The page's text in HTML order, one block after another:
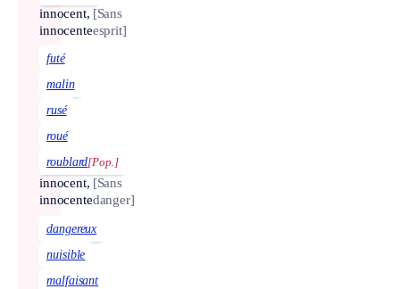
innocent,
innocente
[Sans
esprit]
futé
malin
rusé
roué
roublard[Pop.]
innocent,
innocente
[Sans
danger]
dangereux
nuisible
malfaisant